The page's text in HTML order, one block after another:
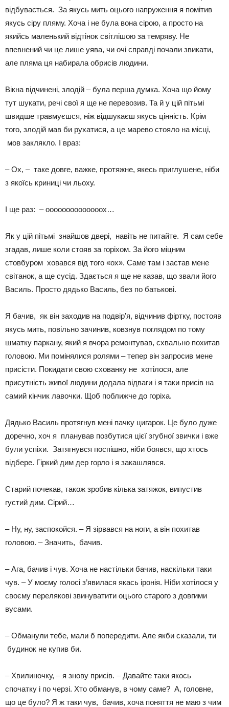
відбувається. За якусь мить оцього напруження я помітив
якусь сіру пляму. Хоча і не була вона сірою, а просто на
якийсь маленький відтінок світлішою за темряву. Не
впевнений чи це лише уява, чи очі справді почали звикати,
але пляма ця набирала обрисів людини.
Вікна відчинені, злодій – була перша думка. Хоча що йому
тут шукати, речі свої я ще не перевозив. Та й у цій пітьмі
швидше травмуєшся, ніж відшукаєш якусь цінність. Крім
того, злодій мав би рухатися, а це марево стояло на місці,
мов заклякло. І враз:
– Ох, – таке довге, важке, протяжне, якесь приглушене, ніби
з якоїсь криниці чи льоху.
І ще раз: – оооооооооооооох…
Як у цій пітьмі знайшов двері, навіть не питайте. Я сам себе
згадав, лише коли стояв за горіхом. За його міцним
стовбуром ховався від того «ох». Саме там і застав мене
світанок, а ще сусід. Здається я ще не казав, що звали його
Василь. Просто дядько Василь, без по батькові.
Я бачив, як він заходив на подвір’я, відчинив фіртку, постояв
якусь мить, повільно зачинив, ковзнув поглядом по тому
шматку паркану, який я вчора ремонтував, схвально похитав
головою. Ми помінялися ролями – тепер він запросив мене
присісти. Покидати свою схованку не хотілося, але
присутність живої людини додала відваги і я таки присів на
самий кінчик лавочки. Щоб поближче до горіха.
Дядько Василь протягнув мені пачку цигарок. Це було дуже
доречно, хоч я планував позбутися цієї згубної звички і вже
були успіхи. Затягнувся поспішно, ніби боявся, що хтось
відбере. Гіркий дим дер горло і я закашлявся.
Старий почекав, також зробив кілька затяжок, випустив
густий дим. Сірий…
– Ну, ну, заспокойся. – Я зірвався на ноги, а він похитав
головою. – Значить, бачив.
– Ага, бачив і чув. Хоча не настільки бачив, наскільки таки
чув. – У моєму голосі з’явилася якась іронія. Ніби хотілося у
своєму перелякові звинуватити оцього старого з довгими
вусами.
– Обманули тебе, мали б попередити. Але якби сказали, ти
будинок не купив би.
– Хвилиночку, – я знову присів. – Давайте таки якось
спочатку і по черзі. Хто обманув, в чому саме? А, головне,
що це було? Я ж таки чув, бачив, хоча поняття не маю з чим